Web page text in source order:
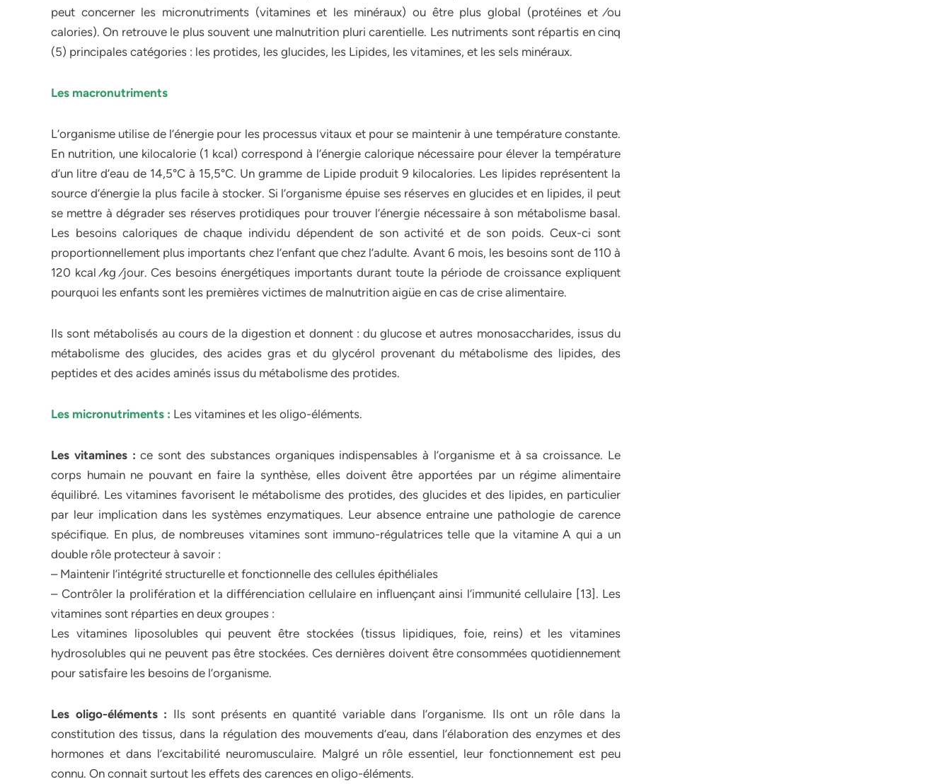
peut concerner les micronutriments (vitamines et les minéraux) ou être plus global (protéines et ⁄ou
calories). On retrouve le plus souvent une malnutrition pluri carentielle. Les nutriments sont répartis en cinq
(5) principales catégories : les protides, les glucides, les Lipides, les vitamines, et les sels minéraux.
Les macronutriments
L’organisme utilise de l’énergie pour les processus vitaux et pour se maintenir à une température constante.
En nutrition, une kilocalorie (1 kcal) correspond à l’énergie calorique nécessaire pour élever la température
d’un litre d’eau de 14,5°C à 15,5°C. Un gramme de Lipide produit 9 kilocalories. Les lipides représentent la
source d’énergie la plus facile à stocker. Si l’organisme épuise ses réserves en glucides et en lipides, il peut
se mettre à dégrader ses réserves protidiques pour trouver l’énergie nécessaire à son métabolisme basal.
Les besoins caloriques de chaque individu dépendent de son activité et de son poids. Ceux-ci sont
proportionnellement plus importants chez l’enfant que chez l’adulte. Avant 6 mois, les besoins sont de 110 à
120 kcal ⁄kg ⁄jour. Ces besoins énergétiques importants durant toute la période de croissance expliquent
pourquoi les enfants sont les premières victimes de malnutrition aigüe en cas de crise alimentaire.
Ils sont métabolisés au cours de la digestion et donnent : du glucose et autres monosaccharides, issus du
métabolisme des glucides, des acides gras et du glycérol provenant du métabolisme des lipides, des
peptides et des acides aminés issus du métabolisme des protides.
Les micronutriments : Les vitamines et les oligo-éléments.
Les vitamines : ce sont des substances organiques indispensables à l’organisme et à sa croissance. Le
corps humain ne pouvant en faire la synthèse, elles doivent être apportées par un régime alimentaire
équilibré. Les vitamines favorisent le métabolisme des protides, des glucides et des lipides, en particulier
par leur implication dans les systèmes enzymatiques. Leur absence entraine une pathologie de carence
spécifique. En plus, de nombreuses vitamines sont immuno-régulatrices telle que la vitamine A qui a un
double rôle protecteur à savoir :
– Maintenir l’intégrité structurelle et fonctionnelle des cellules épithéliales
– Contrôler la prolifération et la différenciation cellulaire en influençant ainsi l’immunité cellulaire [13]. Les
vitamines sont réparties en deux groupes :
Les vitamines liposolubles qui peuvent être stockées (tissus lipidiques, foie, reins) et les vitamines
hydrosolubles qui ne peuvent pas être stockées. Ces dernières doivent être consommées quotidiennement
pour satisfaire les besoins de l’organisme.
Les oligo-éléments : Ils sont présents en quantité variable dans l’organisme. Ils ont un rôle dans la
constitution des tissus, dans la régulation des mouvements d’eau, dans l’élaboration des enzymes et des
hormones et dans l’excitabilité neuromusculaire. Malgré un rôle essentiel, leur fonctionnement est peu
connu. On connait surtout les effets des carences en oligo-éléments.